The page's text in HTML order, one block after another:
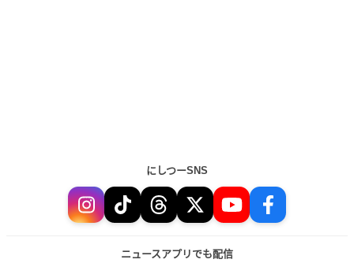
にしつーSNS
ニュースアプリでも配信